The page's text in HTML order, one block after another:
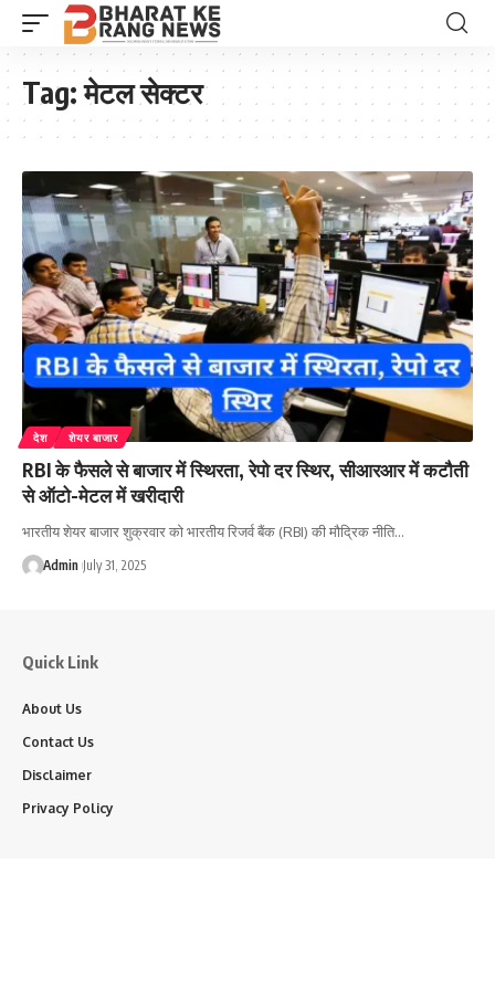
Tag:मेटल सेक्टर
देश शेयर बाजार
RBI के फैसले से बाजार में स्थिरता, रेपो दर स्थिर, सीआरआर में कटौती
से ऑटो-मेटल में खरीदारी
भारतीय शेयर बाजार शुक्रवार को भारतीय रिजर्व बैंक (RBI) की मौद्रिक नीति…
Admin July 31, 2025
Quick Link
About Us
Contact Us
Disclaimer
Privacy Policy